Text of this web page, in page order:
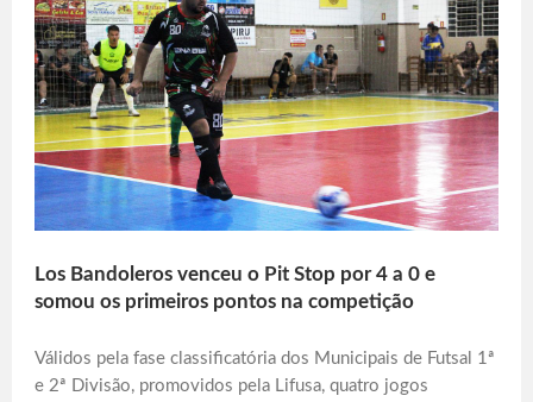
Los Bandoleros venceu o Pit Stop por 4 a 0 e
somou os primeiros pontos na competição
Válidos pela fase classificatória dos Municipais de Futsal 1ª
e 2ª Divisão, promovidos pela Lifusa, quatro jogos